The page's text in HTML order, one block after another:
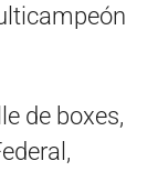
de boxes,